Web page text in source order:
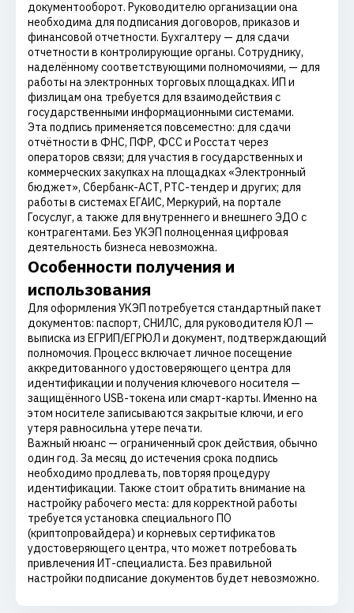
документооборот. Руководителю организации она
необходима для подписания договоров, приказов и
финансовой отчетности. Бухгалтеру — для сдачи
отчетности в контролирующие органы. Сотруднику,
наделённому соответствующими полномочиями, — для
работы на электронных торговых площадках. ИП и
физлицам она требуется для взаимодействия с
государственными информационными системами.
Эта подпись применяется повсеместно: для сдачи
отчётности в ФНС, ПФР, ФСС и Росстат через
операторов связи; для участия в государственных и
коммерческих закупках на площадках «Электронный
бюджет», Сбербанк-АСТ, РТС-тендер и других; для
работы в системах ЕГАИС, Меркурий, на портале
Госуслуг, а также для внутреннего и внешнего ЭДО с
контрагентами. Без УКЭП полноценная цифровая
деятельность бизнеса невозможна.
Особенности получения и
использования
Для оформления УКЭП потребуется стандартный пакет
документов: паспорт, СНИЛС, для руководителя ЮЛ —
выписка из ЕГРИП/ЕГРЮЛ и документ, подтверждающий
полномочия. Процесс включает личное посещение
аккредитованного удостоверяющего центра для
идентификации и получения ключевого носителя —
защищённого USB-токена или смарт-карты. Именно на
этом носителе записываются закрытые ключи, и его
утеря равносильна утере печати.
Важный нюанс — ограниченный срок действия, обычно
один год. За месяц до истечения срока подпись
необходимо продлевать, повторяя процедуру
идентификации. Также стоит обратить внимание на
настройку рабочего места: для корректной работы
требуется установка специального ПО
(криптопровайдера) и корневых сертификатов
удостоверяющего центра, что может потребовать
привлечения ИТ-специалиста. Без правильной
настройки подписание документов будет невозможно.